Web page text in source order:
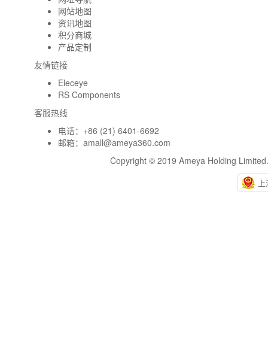
网站地图
资讯地图
积分商城
产品定制
友情链接
Eleceye
RS Components
客服热线
电话：+86 (21) 6401-6692
邮箱： amall@ameya360.com
Copyright © 2019 Ameya Holding